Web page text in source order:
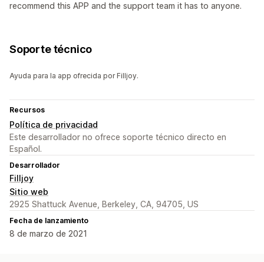
recommend this APP and the support team it has to anyone.
Soporte técnico
Ayuda para la app ofrecida por Filljoy.
Recursos
Política de privacidad
Este desarrollador no ofrece soporte técnico directo en
Español.
Desarrollador
Filljoy
Sitio web
2925 Shattuck Avenue, Berkeley, CA, 94705, US
Fecha de lanzamiento
8 de marzo de 2021